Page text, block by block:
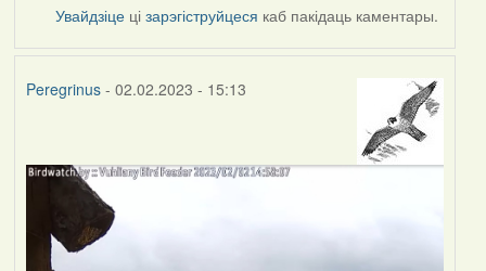
Увайдзіце цізарэгіструйцеся каб пакідаць каментары.
Peregrinus- 02.02.2023 - 15:13